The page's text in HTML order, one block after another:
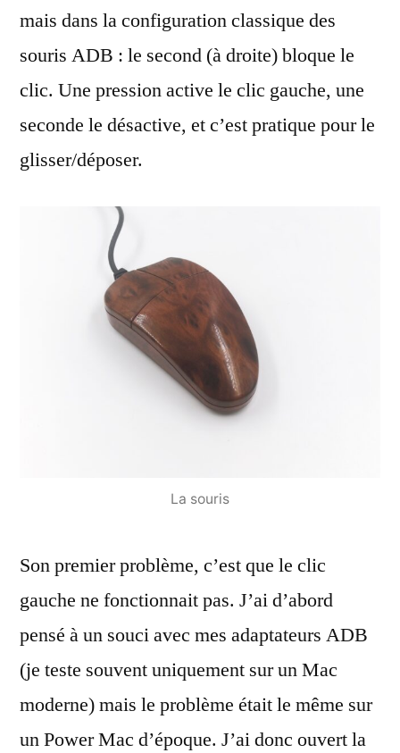
mais dans la configuration classique des
souris ADB : le second (à droite) bloque le
clic. Une pression active le clic gauche, une
seconde le désactive, et c’est pratique pour le
glisser/déposer.
La souris
Son premier problème, c’est que le clic
gauche ne fonctionnait pas. J’ai d’abord
pensé à un souci avec mes adaptateurs ADB
(je teste souvent uniquement sur un Mac
moderne) mais le problème était le même sur
un Power Mac d’époque. J’ai donc ouvert la